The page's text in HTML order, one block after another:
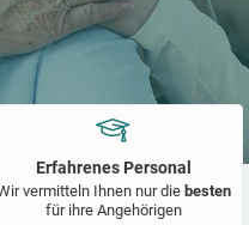
Erfahrenes Personal
vermitteln Ihnen nur die besten
für ihre Angehörigen